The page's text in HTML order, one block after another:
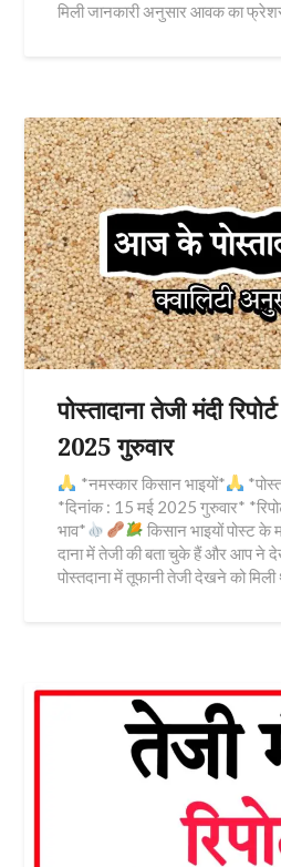
मिली जानकारी अनुसार आवक का
पोस्तादाना तेजी मंदी
2025 गुरुवार
*नमस्कार किसान भाइयों*
*दिनांक : 15 मई 2025 गुरुवार*
भाव*
किसान भाइयों पोस्ट के
दाना में तेजी की बता चुके हैं और आप ने
पोस्तदाना में तूफानी तेजी देखने को